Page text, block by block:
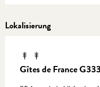
Lokalisierung
Gîtes de France